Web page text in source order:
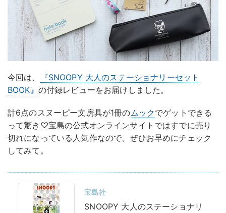
今回は、
『SNOOPY 大人のステーショナリーセット
BOOK』 の付録レビューをお届けしました。
計6点のスヌーピー文房具が1冊のムックでゲットできる
って驚き♡宝島の公式オンラインサイトではすでに売り
切れになっている人気作なので、ぜひお早めにチェック
してみて。
宝島社
SNOOPY 大人のステーショナリ